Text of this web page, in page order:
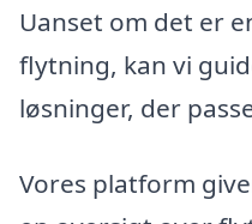
Uanset om det er
flytning, kan vi
løsninger, der
Vores platform